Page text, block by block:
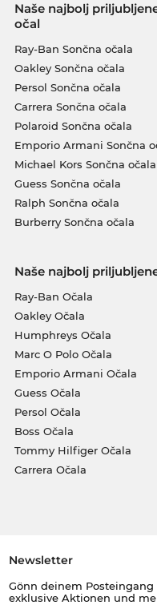
Naše najbolj
očal
Ray-Ban Sončna očala
Oakley Sončna očala
Persol Sončna očala
Carrera Sončna očala
Polaroid Sončna očala
Emporio Armani Sončna
Michael Kors Sončna očala
Guess Sončna očala
Ralph Sončna očala
Burberry Sončna očala
Naše najbolj
Ray-Ban Očala
Oakley Očala
Humphreys Očala
Marc O Polo Očala
Emporio Armani Očala
Guess Očala
Persol Očala
Boss Očala
Tommy Hilfiger Očala
Carrera Očala
Newsletter
Gönn deinem Posteingang
exklusive Aktionen und